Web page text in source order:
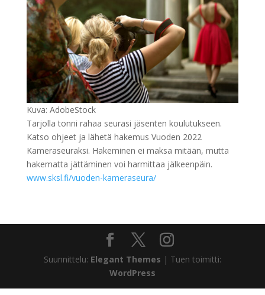
Kuva: AdobeStock
Tarjolla tonni rahaa seurasi jäsenten koulutukseen.
Katso ohjeet ja lähetä hakemus Vuoden 2022
Kameraseuraksi. Hakeminen ei maksa mitään, mutta
hakematta jättäminen voi harmittaa jälkeenpäin.
www.sksl.fi/vuoden-kameraseura/
Suunnittelu: Elegant Themes | Tuen toimitti:
WordPress